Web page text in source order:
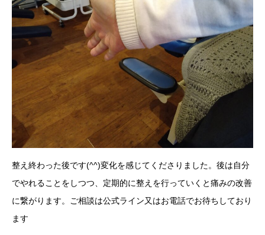
整え終わった後です(^^)変化を感じてくださりました。後は自分
でやれることをしつつ、定期的に整えを行っていくと痛みの改善
に繋がります。ご相談は公式ライン又はお電話でお待ちしており
ます